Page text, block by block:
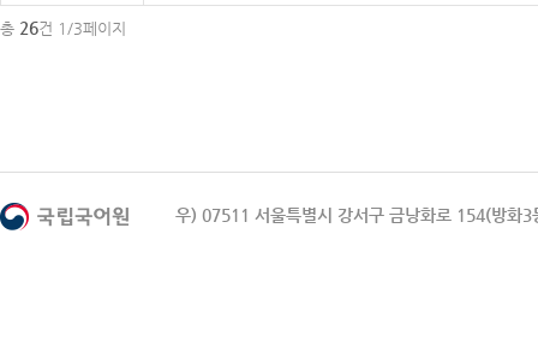
총 26건 1/3페이지
우) 07511 서울특별시 강서구 금낭화로 154(방화3